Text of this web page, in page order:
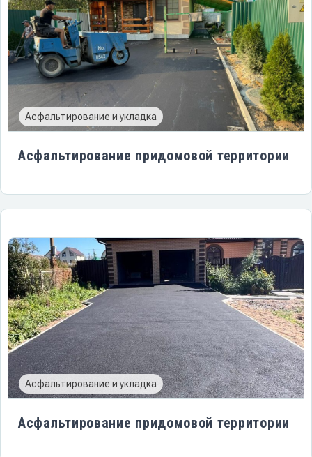
Асфальтирование и укладка
Асфальтирование придомовой территории
Асфальтирование и укладка
Асфальтирование придомовой территории